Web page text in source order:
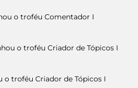
o troféu Comentador I
o troféu Criador de Tópicos I
o troféu Criador de Tópicos I